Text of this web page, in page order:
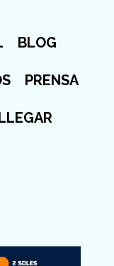
BLOG
PRENSA